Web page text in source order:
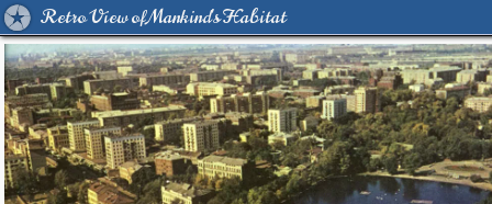
Retro View of Mankind's Habitat